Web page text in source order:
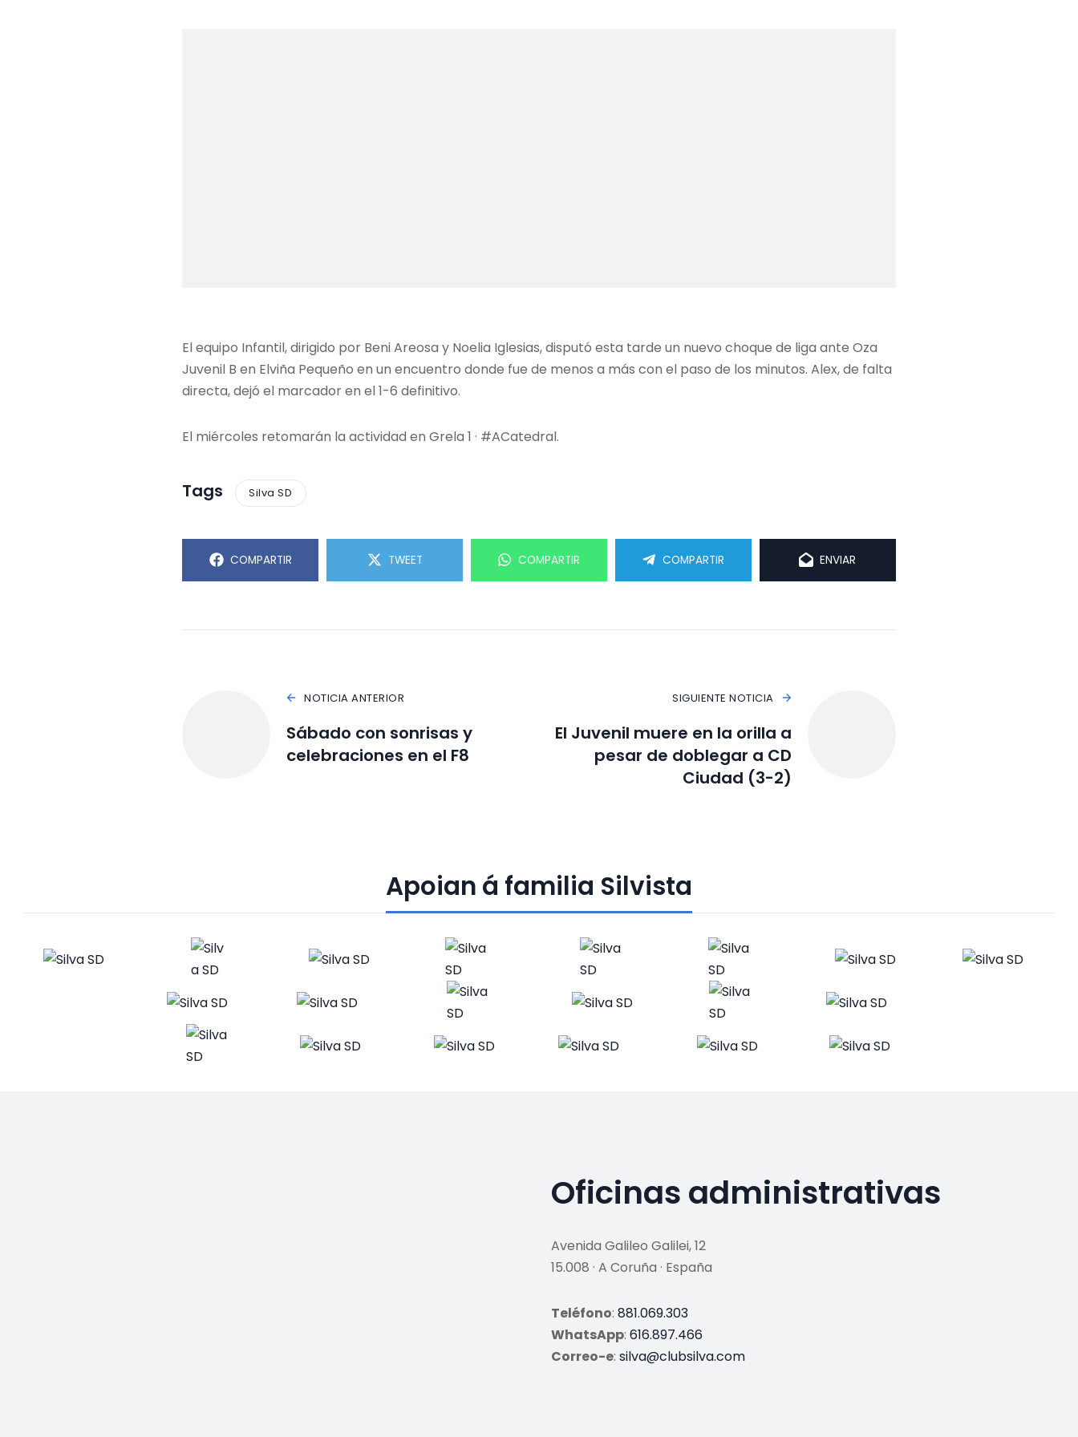
El equipo Infantil, dirigido por Beni Areosa y Noelia Iglesias, disputó esta tarde un nuevo choque de liga ante Oza
Juvenil B en Elviña Pequeño en un encuentro donde fue de menos a más con el paso de los minutos. Alex, de falta
directa, dejó el marcador en el 1-6 definitivo.
El miércoles retomarán la actividad en Grela 1 · #ACatedral.
Tags Silva SD
COMPARTIR TWEET COMPARTIR COMPARTIR ENVIAR
NOTICIA ANTERIOR
Sábado con sonrisas y
celebraciones en el F8
SIGUIENTE NOTICIA
El Juvenil muere en la orilla a
pesar de doblegar a CD
Ciudad (3-2)
Apoian á familia Silvista
Oficinas administrativas
Avenida Galileo Galilei, 12
15.008 · A Coruña · España
Teléfono: 881.069.303
WhatsApp: 616.897.466
Correo-e: silva@clubsilva.com